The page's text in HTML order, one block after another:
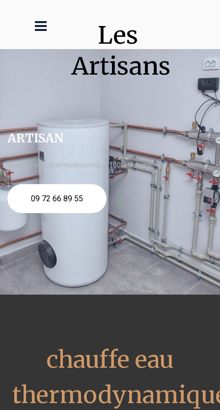
Les
Artisans
ARTISAN
chauffe eau thermodynamique 100l Louhans
09 72 66 89 55
chauffe eau